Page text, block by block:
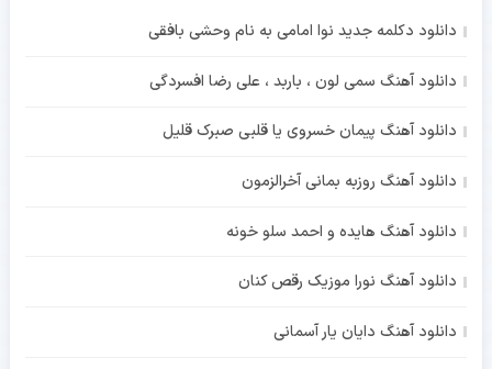
دانلود دکلمه جدید نوا امامی به نام وحشی بافقی
دانلود آهنگ سمی لون ، باربد ، علی رضا افسردگی
دانلود آهنگ پیمان خسروی یا قلبی صبرک قلیل
دانلود آهنگ روزبه بمانی آخرالزمون
دانلود آهنگ هایده و احمد سلو خونه
دانلود آهنگ نورا موزیک رقص کنان
دانلود آهنگ دایان یار آسمانی